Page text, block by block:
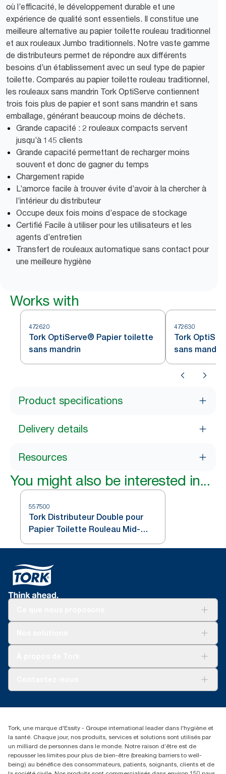
où l’efficacité, le développement durable et une
expérience de qualité sont essentiels. Il constitue une
meilleure alternative au papier toilette rouleau traditionnel
et aux rouleaux Jumbo traditionnels. Notre vaste gamme
de distributeurs permet de répondre aux différents
besoins d’un établissement avec un seul type de papier
toilette. Comparés au papier toilette rouleau traditionnel,
les rouleaux sans mandrin Tork OptiServe contiennent
trois fois plus de papier et sont sans mandrin et sans
emballage, générant beaucoup moins de déchets.
Grande capacité : 2 rouleaux compacts servent
jusqu’à 145 clients
Grande capacité permettant de recharger moins
souvent et donc de gagner du temps
Chargement rapide
L’amorce facile à trouver évite d’avoir à la chercher à
l’intérieur du distributeur
Occupe deux fois moins d’espace de stockage
Certifié Facile à utiliser pour les utilisateurs et les
agents d’entretien
Transfert de rouleaux automatique sans contact pour
une meilleure hygiène
Works with
472620
Tork OptiServe® Papier toilette
sans mandrin
472630
Tork
sans mandrin
Product specifications
Delivery details
Resources
You might also be interested in...
557500
Tork Distributeur Double pour
Papier Toilette Rouleau Mid-
Size Blanc T6
+216 71 11 60 00
52 Rue 8601 ZI CHARGUIA 1
BP194.Tunis, Tunisie
Tork, une marque d'Essity - Groupe international leader dans l'hygiène et
la santé. Chaque jour, nos produits, services et solutions sont utilisés par
un milliard de personnes dans le monde. Notre raison d’être est de
repousser les limites pour plus de bien-être (breaking barriers to well-
being) au bénéfice des consommateurs, patients, soignants, clients et de